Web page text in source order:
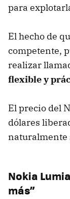
para
El hecho de
competente,
realizar
flexible y
El precio del
dólares
naturalmente
Nokia
más”